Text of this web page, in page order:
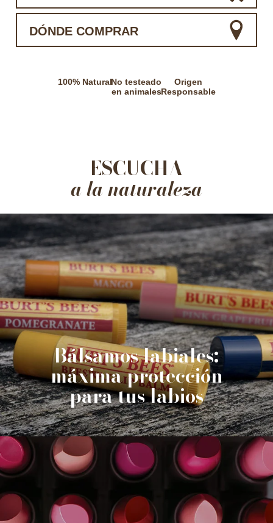
DÓNDE COMPRAR
100% NaturalNo testeado
en animales
Origen
Responsable
ESCUCHA
a la naturaleza
Bálsamos labiales:
máxima protección
para tus labios